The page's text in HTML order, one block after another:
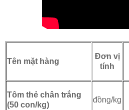
Tên mặt hàng
Đơn vị
tính
Tôm thẻ chân trắng
(50 con/kg)
đồng/kg